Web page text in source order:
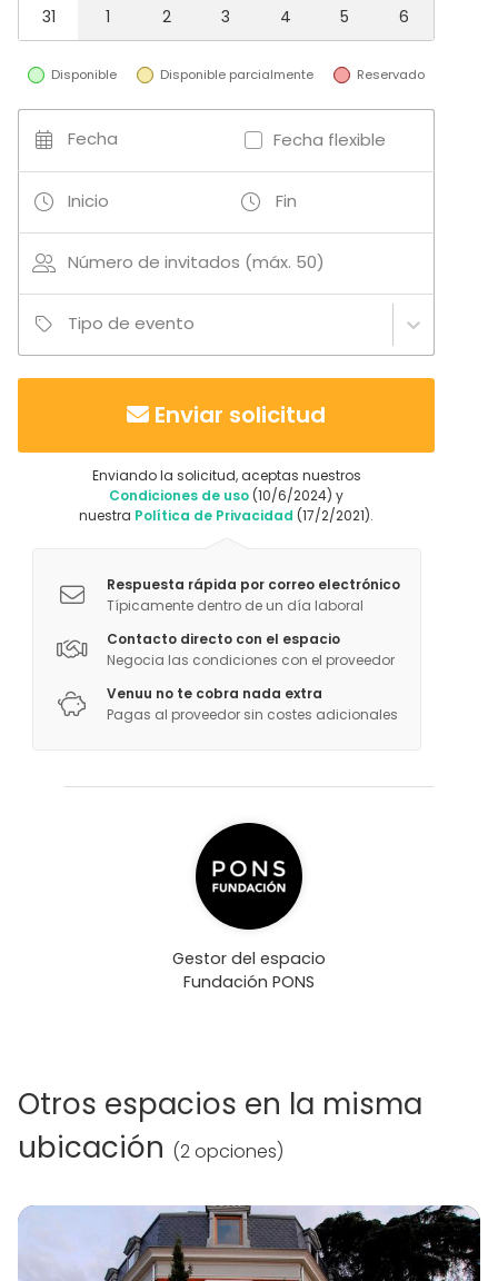
31
1 2 3 4 5 6
Disponible Disponible parcialmente Reservado
Fecha Fecha flexible
Inicio Fin
Número de invitados (máx. 50)
Tipo de evento
Enviar solicitud
Enviando la solicitud, aceptas nuestros
Condiciones de uso (10/6/2024) y
nuestra Política de Privacidad (17/2/2021).
Respuesta rápida por correo electrónico
Típicamente dentro de un día laboral
Contacto directo con el espacio
Negocia las condiciones con el proveedor
Venuu no te cobra nada extra
Pagas al proveedor sin costes adicionales
Gestor del espacio
Fundación PONS
Otros espacios en la misma
ubicación (2 opciones)